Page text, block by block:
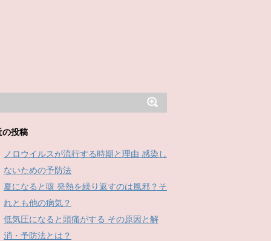
の投稿
ノロウイルスが流行する時期と理由 感染し
ないための予防法
夏になると咳 発熱を繰り返すのは風邪？そ
れとも他の病気？
低気圧になると頭痛がする その原因と解
消・予防法とは？